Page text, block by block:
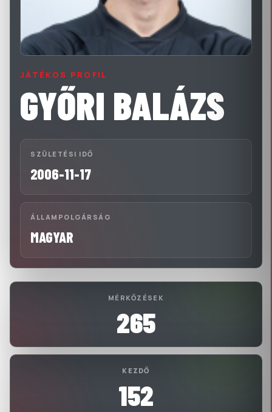
JÁTÉKOS PROFIL
GYŐRI BALÁZS
SZÜLETÉSI IDŐ
2006-11-17
ÁLLAMPOLGÁRSÁG
MAGYAR
MÉRKŐZÉSEK
265
KEZDŐ
152